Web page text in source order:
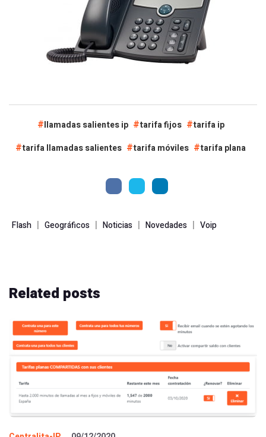
llamadas salientes ip tarifa fijos
tarifa ip
tarifa llamadas salientes
tarifa móviles tarifa plana
Flash | Geográficos | Noticias | Novedades | Voip
Related posts